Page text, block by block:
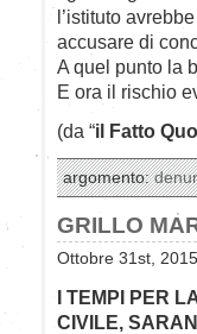
l’istituto
accusare di
A quel punto la
E ora il rischio
(da “il Fatto
argomento:
GRILLO
Ottobre 31st,
I TEMPI PER
CIVILE,